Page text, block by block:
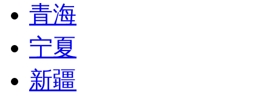
青海
宁夏
新疆